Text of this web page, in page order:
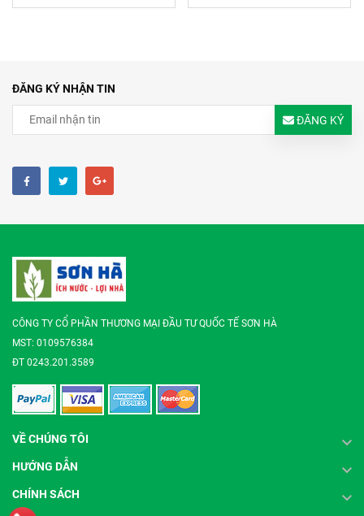
ĐĂNG KÝ NHẬN TIN
ĐĂNG KÝ
CÔNG TY CỔ PHẦN THƯƠNG MẠI ĐẦU TƯ QUỐC TẾ SƠN HÀ
MST: 0109576384
ĐT 0243.201.3589
VỀ CHÚNG TÔI
HƯỚNG DẪN
CHÍNH SÁCH